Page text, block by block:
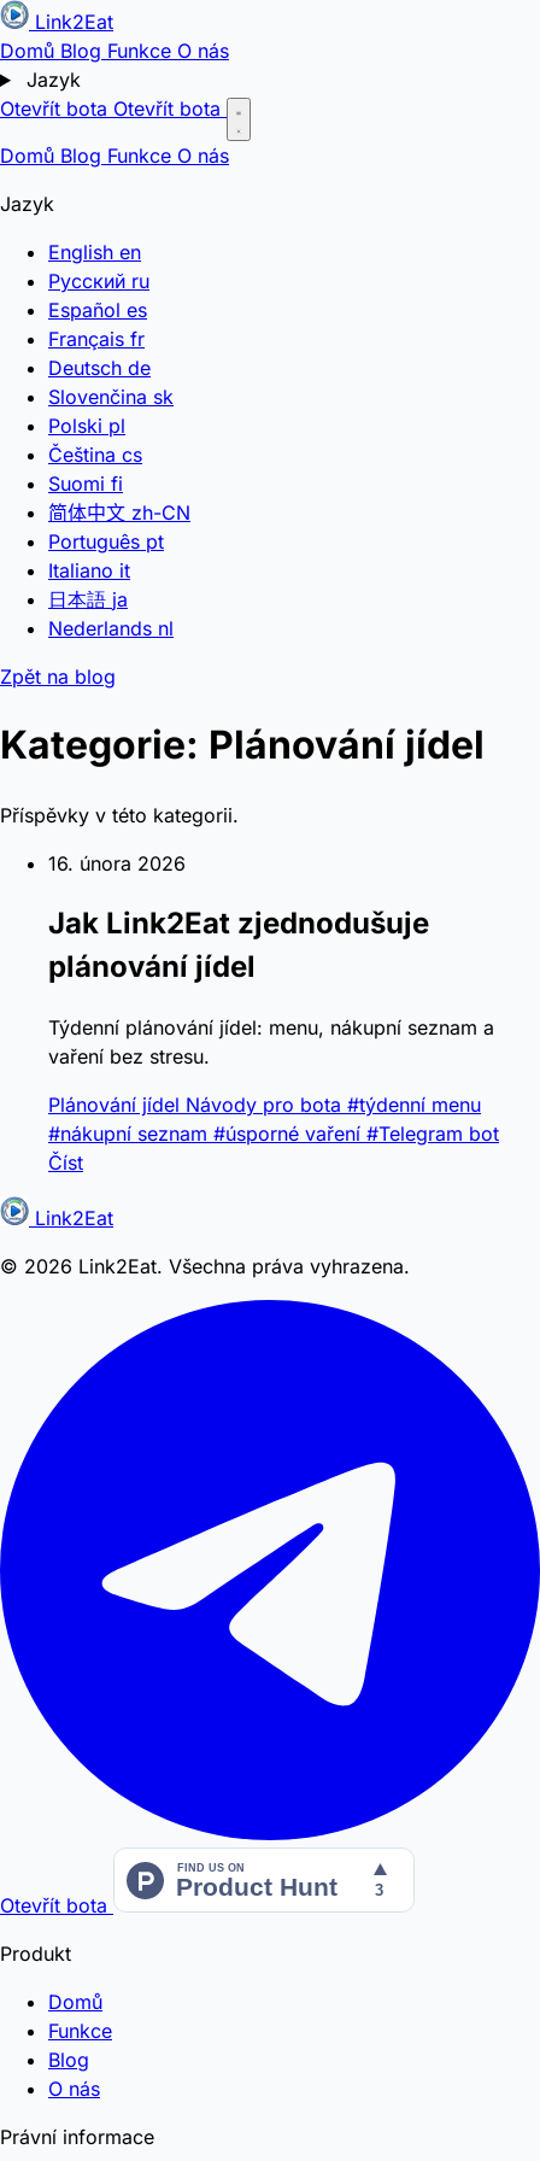
Link2Eat
Domů Blog Funkce O nás
Jazyk
Otevřít bota Otevřít bota
Domů Blog Funkce O nás
Jazyk
English en
Русский ru
Español es
Français fr
Deutsch de
Slovenčina sk
Polski pl
Čeština cs
Suomi fi
简体中文 zh-CN
Português pt
Italiano it
日本語 ja
Nederlands nl
Zpět na blog
Kategorie: Plánování jídel
Příspěvky v této kategorii.
16. února 2026
Jak Link2Eat zjednodušuje
plánování jídel
Týdenní plánování jídel: menu, nákupní seznam a
vaření bez stresu.
Plánování jídel Návody pro bota #týdenní menu
#nákupní seznam #úsporné vaření #Telegram bot
Číst
Link2Eat
© 2026 Link2Eat. Všechna práva vyhrazena.
Otevřít bota
Produkt
Domů
Funkce
Blog
O nás
Právní informace